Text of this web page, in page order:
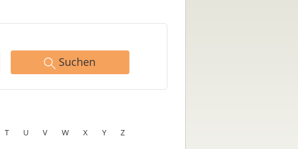
Suchen
T U V W X Y Z